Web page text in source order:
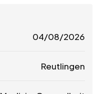
04/08/2026
Reutlingen